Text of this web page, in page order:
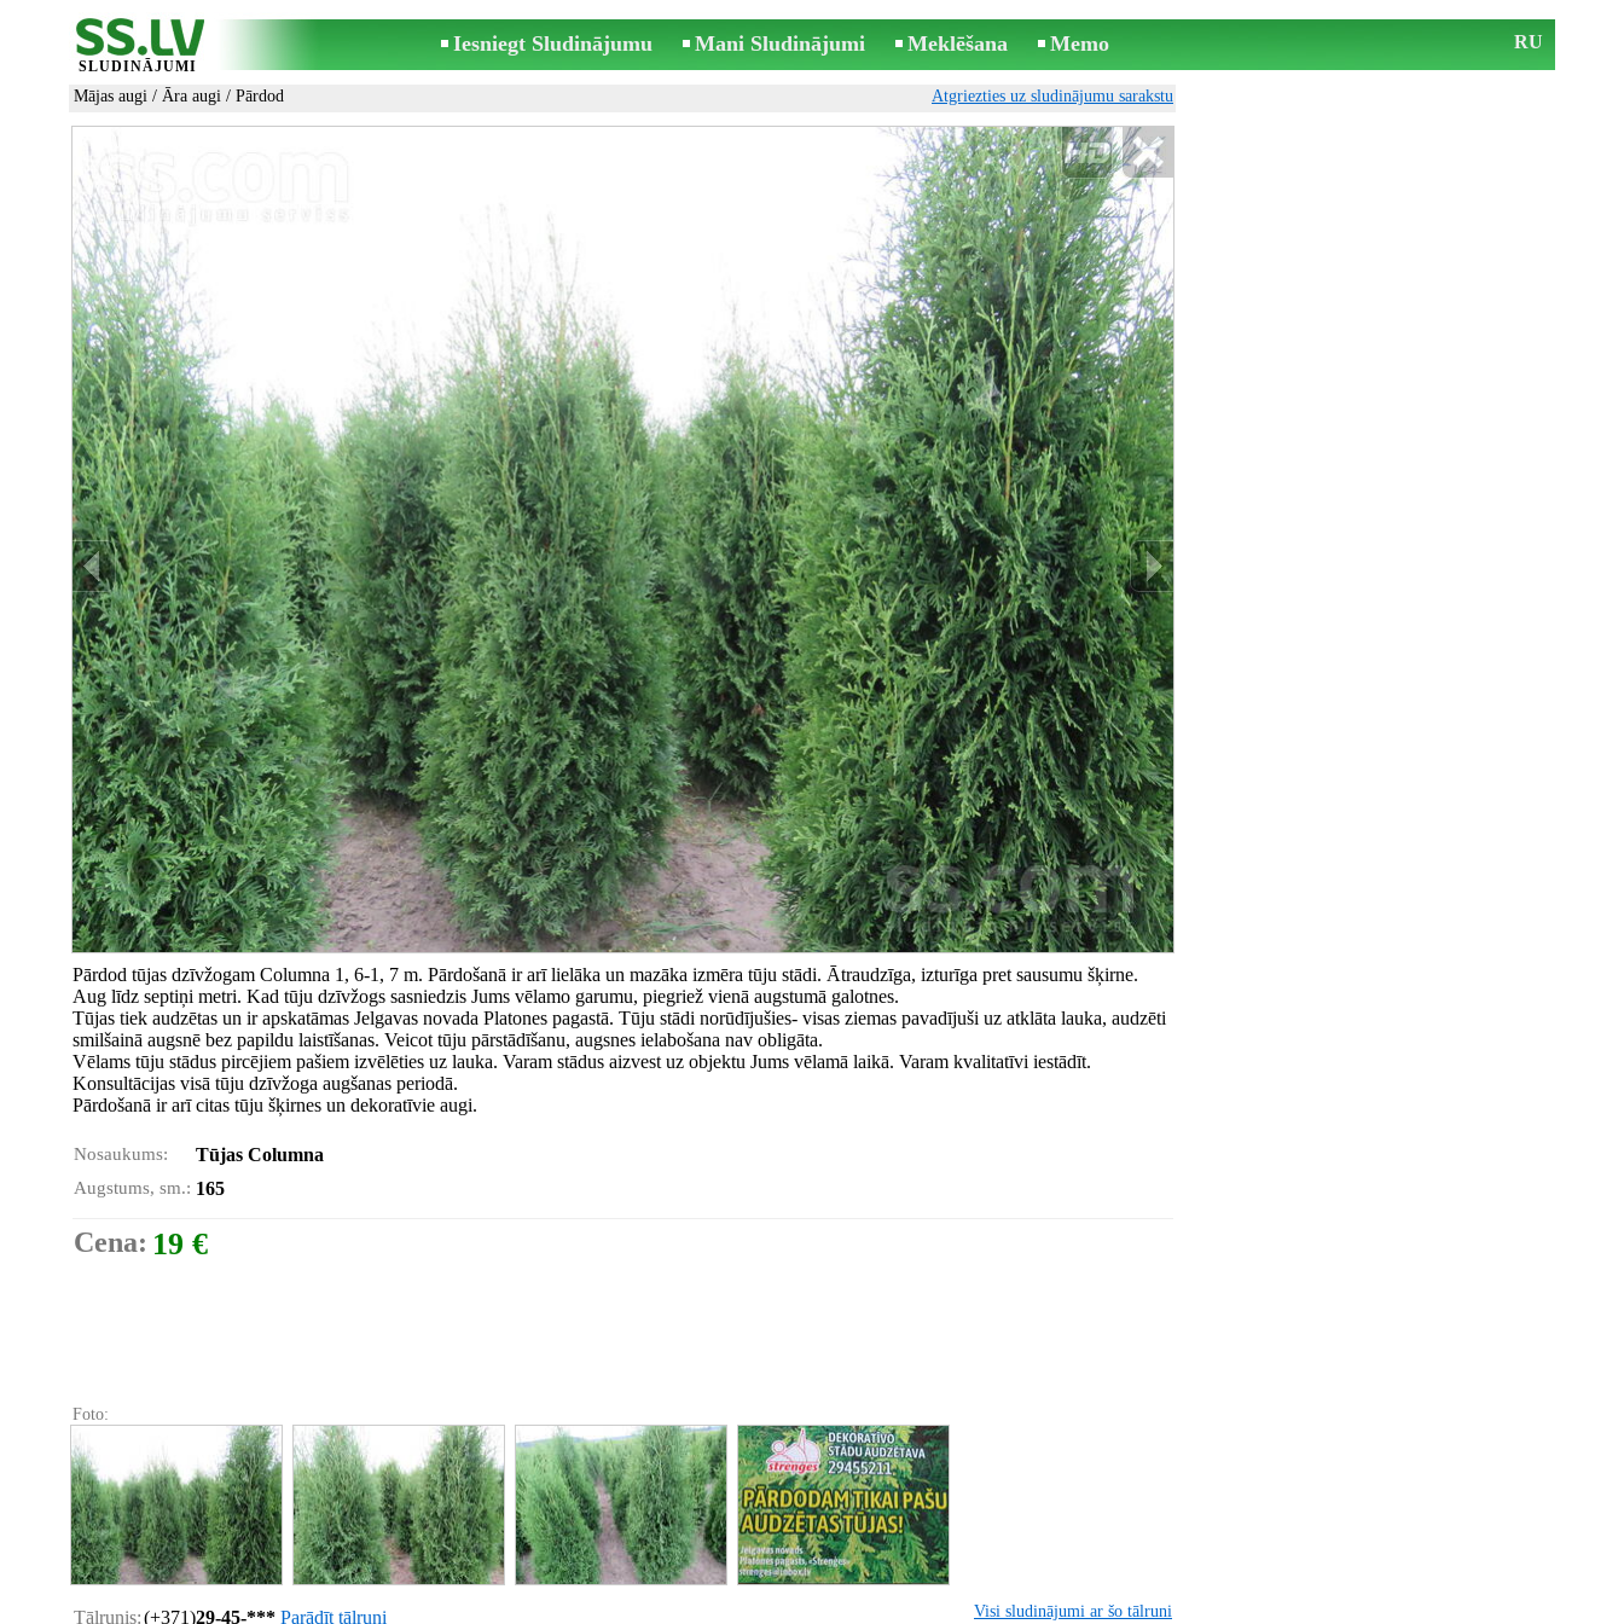
SLUDINĀJUMI
Iesniegt Sludinājumu Mani Sludinājumi Meklēšana Memo RU
Mājas augi / Āra augi / Pārdod Atgriezties uz sludinājumu sarakstu
Pārdod tūjas dzīvžogam Columna 1, 6-1, 7 m. Pārdošanā ir arī lielāka un mazāka izmēra tūju stādi. Ātraudzīga, izturīga pret sausumu šķirne.
Aug līdz septiņi metri. Kad tūju dzīvžogs sasniedzis Jums vēlamo garumu, piegriež vienā augstumā galotnes.
Tūjas tiek audzētas un ir apskatāmas Jelgavas novada Platones pagastā. Tūju stādi norūdījušies- visas ziemas pavadījuši uz atklāta lauka, audzēti
smilšainā augsnē bez papildu laistīšanas. Veicot tūju pārstādīšanu, augsnes ielabošana nav obligāta.
Vēlams tūju stādus pircējiem pašiem izvēlēties uz lauka. Varam stādus aizvest uz objektu Jums vēlamā laikā. Varam kvalitatīvi iestādīt.
Konsultācijas visā tūju dzīvžoga augšanas periodā.
Pārdošanā ir arī citas tūju šķirnes un dekoratīvie augi.
Nosaukums: Tūjas Columna
Augstums, sm.: 165
Cena: 19 €
Foto:
Tālrunis:(+371)29-45-*** Parādīt tālruni Visi sludinājumi ar šo tālruni